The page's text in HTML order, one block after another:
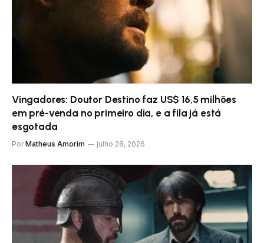
Vingadores: Doutor Destino faz US$ 16,5 milhões
em pré-venda no primeiro dia, e a fila já está
esgotada
Por Matheus Amorim julho 28, 2026